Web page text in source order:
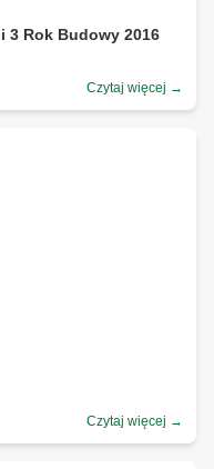
3 Rok Budowy 2016
Czytaj więcej →
Czytaj więcej →